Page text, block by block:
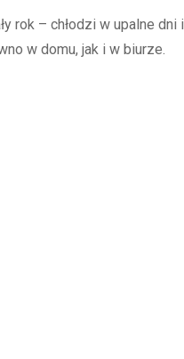
rok – chłodzi w upalne dni i
w domu, jak i w biurze.